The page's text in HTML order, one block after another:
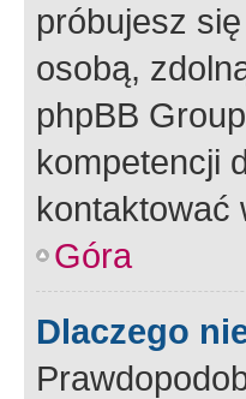
próbujesz
osobą,
phpBB
kompetencji
kontaktować
Góra
Dlaczego